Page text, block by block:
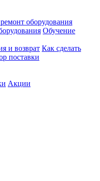
оборудования
Обучение
и возврат Как сделать
поставки
Акции